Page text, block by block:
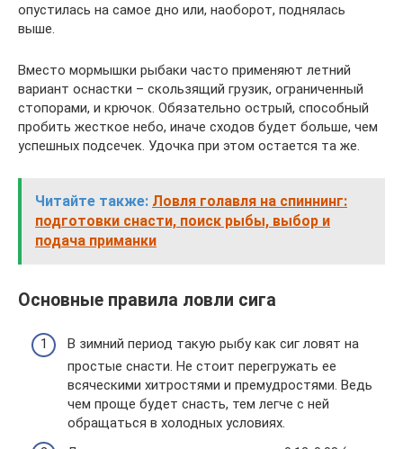
опустилась на самое дно или, наоборот, поднялась
выше.
Вместо мормышки рыбаки часто применяют летний
вариант оснастки – скользящий грузик, ограниченный
стопорами, и крючок. Обязательно острый, способный
пробить жесткое небо, иначе сходов будет больше, чем
успешных подсечек. Удочка при этом остается та же.
Читайте также: Ловля голавля на спиннинг:
подготовки снасти, поиск рыбы, выбор и
подача приманки
Основные правила ловли сига
В зимний период такую рыбу как сиг ловят на
простые снасти. Не стоит перегружать ее
всяческими хитростями и премудростями. Ведь
чем проще будет снасть, тем легче с ней
обращаться в холодных условиях.